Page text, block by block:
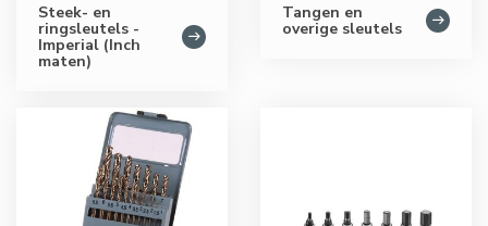
Steek- en
ringsleutels -
Imperial (Inch
maten)
Tangen en
overige sleutels